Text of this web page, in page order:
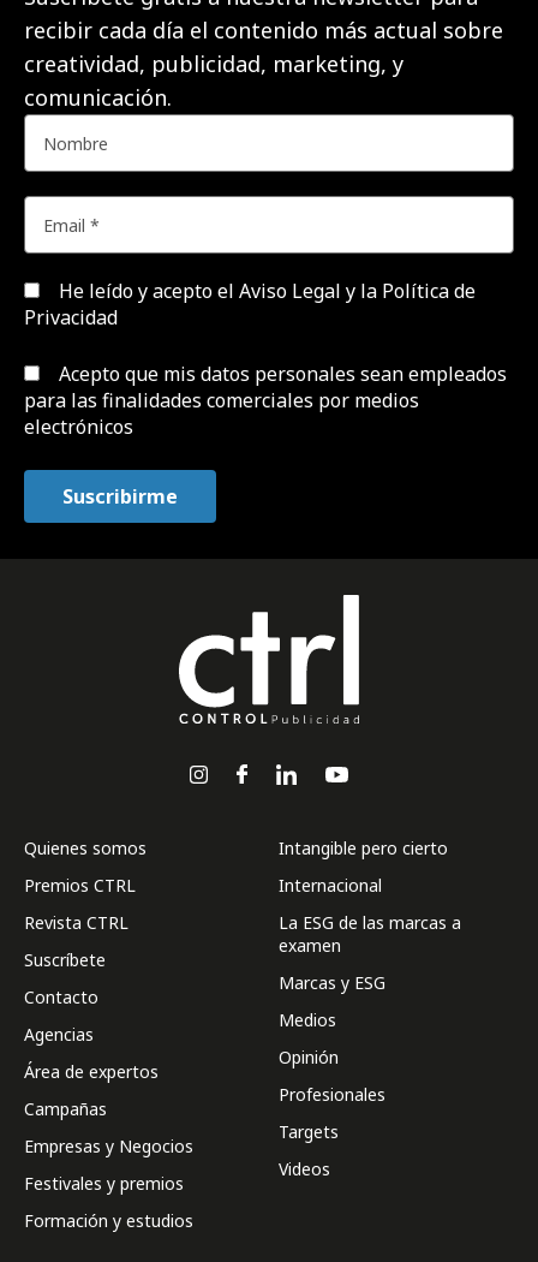
recibir cada día el contenido más actual sobre
creatividad, publicidad, marketing, y
comunicación.
He leído y acepto el Aviso Legal y la Política de
Privacidad
Acepto que mis datos personales sean empleados
para las finalidades comerciales por medios
electrónicos
Quienes somos
Premios CTRL
Revista CTRL
Suscríbete
Contacto
Agencias
Área de expertos
Campañas
Empresas y Negocios
Festivales y premios
Formación y estudios
Intangible pero cierto
Internacional
La ESG de las marcas a
examen
Marcas y ESG
Medios
Opinión
Profesionales
Targets
Videos